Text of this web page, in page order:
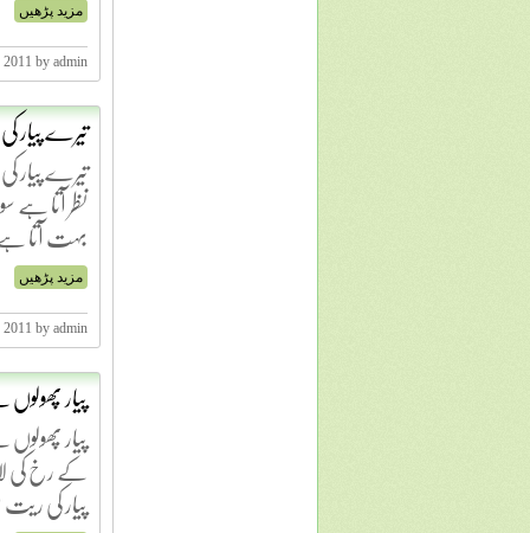
مزید پڑھیں
2011 by admin
تیرے پیار
تیرے پیار
نظر آتا ہے
بہت آتا
مزید پڑھیں
2011 by admin
پیار
پیار
کے رخ کی
پیار کی